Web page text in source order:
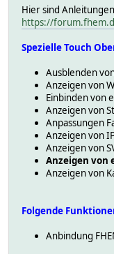
Hier sind
https://
Spezielle Touch
Ausblenden
Anzeigen von
Einbinden von
Anzeigen von
Anpassungen
Anzeigen von
Anzeigen von
Anzeigen von
Anzeigen von
Folgende
Anbindung